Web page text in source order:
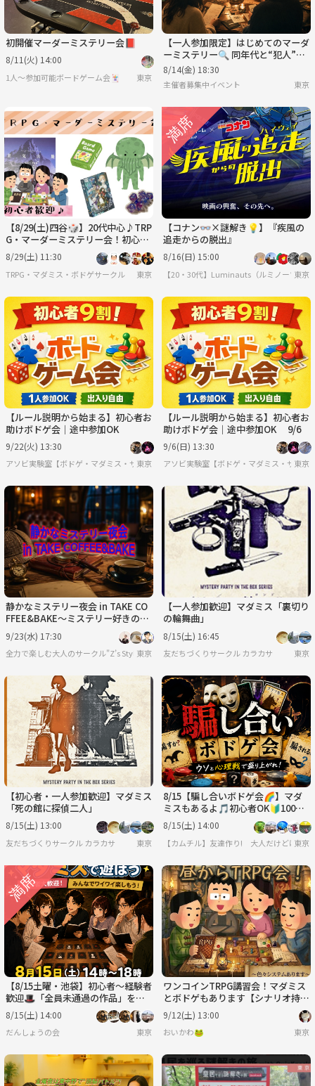
初開催マーダーミステリー会📕
8/11(火) 14:00
1人〜参加可能ボードゲーム会🃏 東京
【一人参加限定】はじめてのマーダ
ーミステリー🔍 同年代と“犯人”を
探す夜
8/14(金) 18:30
主催者募集中イベント 東京
【8/29(土)四谷🎲】20代中心♪TRP
G・マーダーミステリー会！初心者
＆女性歓迎／感想戦あり✨
8/29(土) 11:30
TRPG・マダミス・ボドゲサークル 東京
【コナン👓×謎解き💡】『疾風の
追走からの脱出』
8/16(日) 15:00
【20・30代】Luminauts（ルミノーツ）︎✨
東京
【ルール説明から始まる】初心者お
助けボドゲ会｜途中参加OK
9/22(火) 13:30
アソビ実験室【ボドゲ・マダミス・サバゲー】
東京
【ルール説明から始まる】初心者お
助けボドゲ会｜途中参加OK 9/6
9/6(日) 13:30
アソビ実験室【ボドゲ・マダミス・サバゲ
東京
静かなミステリー夜会 in TAKE CO
FFEE&BAKE～ミステリー好きのた
めの集い～
9/23(水) 17:30
全力で楽しむ大人のサークル"Z’s Style"東京
【一人参加歓迎】マダミス「裏切り
の輪舞曲」
8/15(土) 16:45
友だちづくりサークル カラカサ 東京
【初心者・一人参加歓迎】マダミス
「死の館に探偵二人」
8/15(土) 13:00
友だちづくりサークル カラカサ 東京
8/15【騙し合いボドゲ会🌈】マダ
ミスもあるよ🎵初心者OK🔰100%
ルール説明します✨＠大塚【第127
8回】
8/15(土) 14:00
【カムチル】友達作り! 大人だけどはし
東京
【8/15土曜・池袋】初心者〜経験者
歓迎🎩「全員未通過の作品」をそ
の場で選んで遊ぶマダミス会【前日
ｷｬﾝｾﾙ返金OK】
8/15(土) 14:00
だんしょうの会 東京
ワンコインTRPG講習会！マダミス
とボドゲもあります【シナリオ持ち
込み歓迎】
9/12(土) 13:00
おいかわ🐸 東京